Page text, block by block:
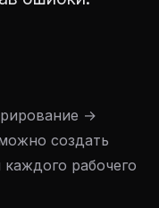
→
создать
рабочего